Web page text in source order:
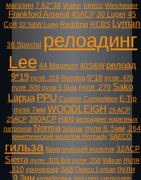
магазин 7.62*38 Walter пресс Winchester
Frankford Arsenal 45ACP 30 Luger 45
Colt 32 S&W Long Redding RCBS Lyman
38 Special релоадинг
Lee 44 Magnum 40S&W релоад
9*19 пуля .318 Reeding 9*18 пуля .470
пуля .500 пули 6.5мм пуля .270 Sako
Lapua PPU Custom Competition E-Tip
пуля 7мм WOODLEIGH 25 ACP
25ACP 380ACP H&N релоадинг нарезных
патронов Norma Scenar пули 6. 5мм .264
кинетический молоток Hornady SAECO
гильза Кинетический молоток 32ACP
Sierra пуля .303 Brit пуля .358 Wilson пуля
.310 хронограф S&B Пресс Lyman пули
9.3мм калибровка депулер шелходер